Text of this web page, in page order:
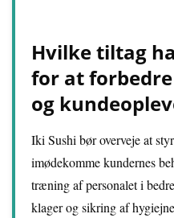
Hvilke tiltag
for at
og
Iki Sushi bør overveje at
imødekomme kundernes
træning af personalet i
klager og sikring af